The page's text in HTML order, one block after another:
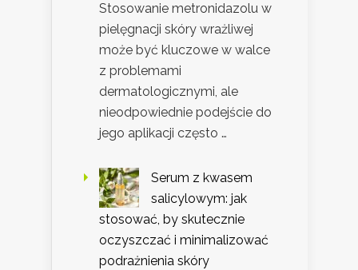
Stosowanie metronidazolu w
pielęgnacji skóry wrażliwej
może być kluczowe w walce
z problemami
dermatologicznymi, ale
nieodpowiednie podejście do
jego aplikacji często …
Serum z kwasem
salicylowym: jak
stosować, by skutecznie
oczyszczać i minimalizować
podrażnienia skóry